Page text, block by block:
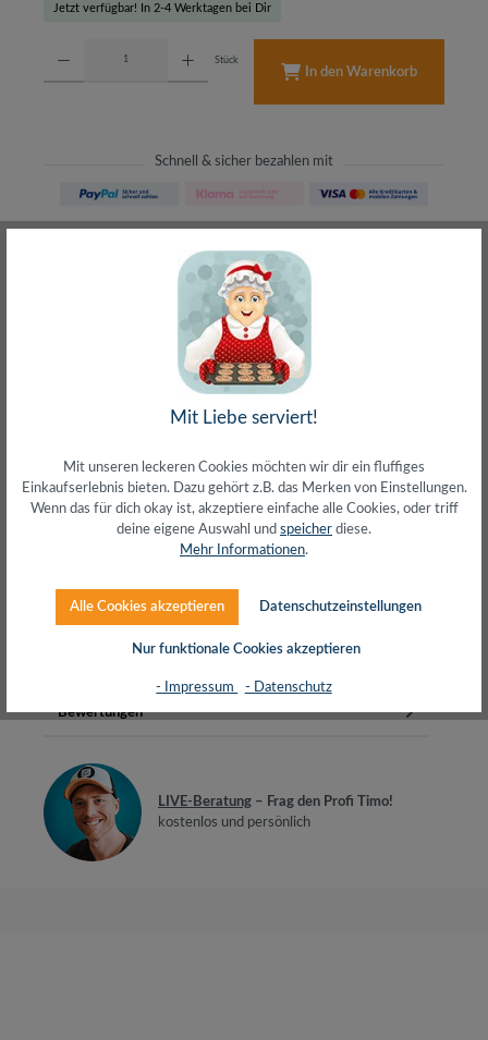
Jetzt verfügbar! In 2-4 Werktagen bei Dir
Stück
In den Warenkorb
Schnell & sicher bezahlen mit
meist direkt aus Waiblingen
30 Tage Rückgaberecht
ohne Risiko bestellen
– Frag den Profi!
kostenlos und persönlich
Über 20+ Jahre Erfahrung
wir wissen von was wir sprechen
WandmontageVESA-Kom…
Bewertungen
LIVE-Beratung – Frag den Profi Timo!
kostenlos und persönlich
Mit Liebe serviert!
Mit unseren leckeren Cookies möchten wir dir ein fluffiges
Einkaufserlebnis bieten. Dazu gehört z.B. das Merken von Einstellungen.
Wenn das für dich okay ist, akzeptiere einfache alle Cookies, oder triff
deine eigene Auswahl und speicher diese.
Mehr Informationen.
Alle Cookies akzeptieren Datenschutzeinstellungen
Nur funktionale Cookies akzeptieren
- Impressum - Datenschutz